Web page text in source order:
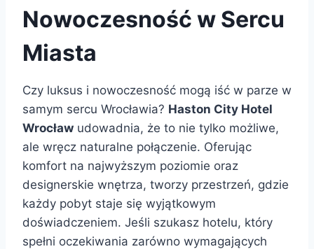
Nowoczesność w Sercu
Miasta
Czy luksus i nowoczesność mogą iść w parze w
samym sercu Wrocławia? Haston City Hotel
Wrocław udowadnia, że to nie tylko możliwe,
ale wręcz naturalne połączenie. Oferując
komfort na najwyższym poziomie oraz
designerskie wnętrza, tworzy przestrzeń, gdzie
każdy pobyt staje się wyjątkowym
doświadczeniem. Jeśli szukasz hotelu, który
spełni oczekiwania zarówno wymagających